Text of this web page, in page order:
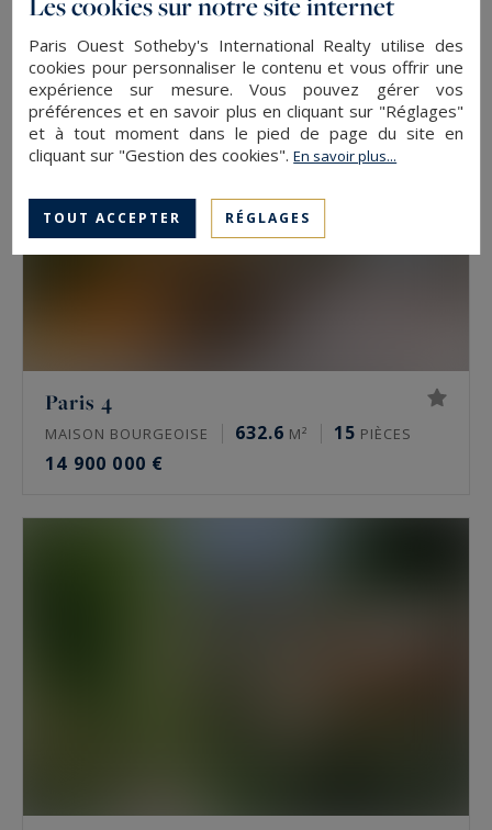
15 600 000 €
Paris 4
MAISON BOURGEOISE 632.6 M² 15 PIÈCES
14 900 000 €
Paris Ouest Sotheby's International Realty utilise des
cookies pour personnaliser le contenu et vous offrir une
expérience sur mesure. Vous pouvez gérer vos
préférences et en savoir plus en cliquant sur "Réglages"
et à tout moment dans le pied de page du site en
cliquant sur "Gestion des cookies".En savoir plus...
TOUT ACCEPTER RÉGLAGES